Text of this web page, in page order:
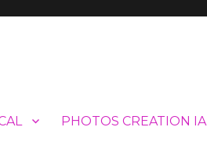
PHOTOS CREATION IA